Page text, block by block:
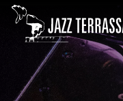
Vés al contingut